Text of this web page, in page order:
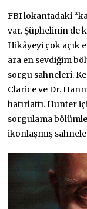
FBI lokantadaki
var. Şüphelinin de
Hikâyeyi çok açık
ara en sevdiğim
sorgu sahneleri.
Clarice ve Dr.
hatırlattı. Hunter
sorgulama
ikonlaşmış